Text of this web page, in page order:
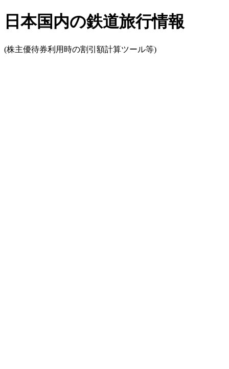
日本国内の鉄道旅行情報
(株主優待券利用時の割引額計算ツール等)